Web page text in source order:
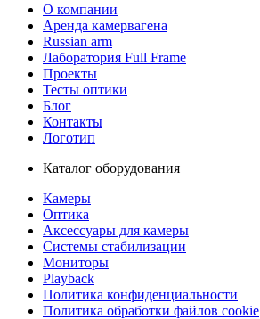
О компании
Аренда камервагена
Russian arm
Лаборатория Full Frame
Проекты
Тесты оптики
Блог
Контакты
Логотип
Каталог оборудования
Камеры
Оптика
Аксессуары для камеры
Системы стабилизации
Мониторы
Playback
Политика конфиденциальности
Политика обработки файлов cookie